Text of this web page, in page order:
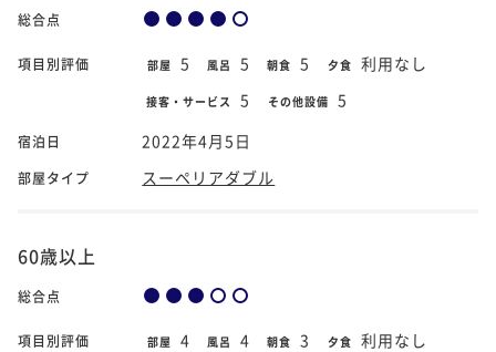
総合点
項目別評価 部屋 5 風呂 5 朝食 5 夕食 利用なし
接客・サービス 5 その他設備 5
宿泊日 2022年4月5日
部屋タイプ スーペリアダブル
60歳以上
総合点
項目別評価 部屋 4 風呂 4 朝食 3 夕食 利用なし